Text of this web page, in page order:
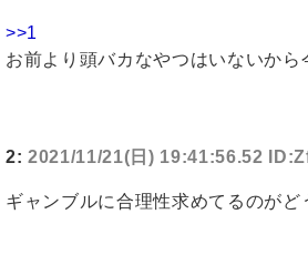
>>1
お前より頭バカなやつはいないから
2: 2021/11/21(日) 19:41:56.52
ギャンブルに合理性求めてるのがど